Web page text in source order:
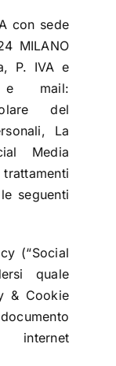
con sede
MILANO
P. IVA e
e mail:
del
La
Media
seguenti
(“Social
quale
& Cookie